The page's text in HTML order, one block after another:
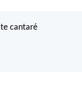
te cantaré